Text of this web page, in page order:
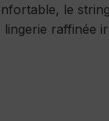
le
raffinée